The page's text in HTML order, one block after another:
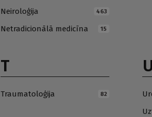
Neiroloģija 463
Netradicionālā medicīna 15
T
Traumatoloģija 82